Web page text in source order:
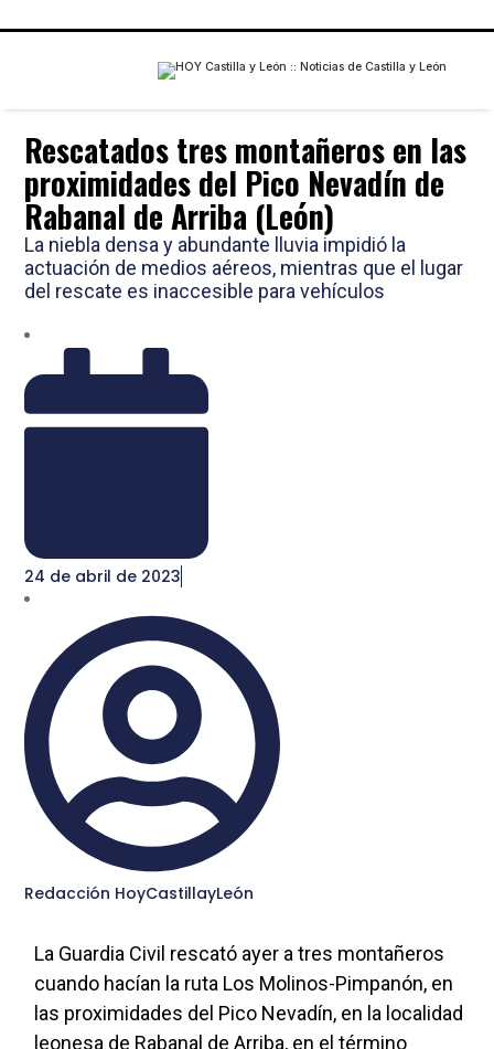
Rescatados tres montañeros en las
proximidades del Pico Nevadín de
Rabanal de Arriba (León)
La niebla densa y abundante lluvia impidió la
actuación de medios aéreos, mientras que el lugar
del rescate es inaccesible para vehículos
24 de abril de 2023
Redacción HoyCastillayLeón
La Guardia Civil rescató ayer a tres montañeros
cuando hacían la ruta Los Molinos-Pimpanón, en
las proximidades del Pico Nevadín, en la localidad
leonesa de Rabanal de Arriba, en el término